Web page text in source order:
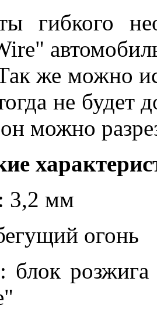
гибкого
же можно
не будет
можно
3,2 мм
огонь
блок